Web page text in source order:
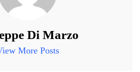
Di Marzo
More Posts